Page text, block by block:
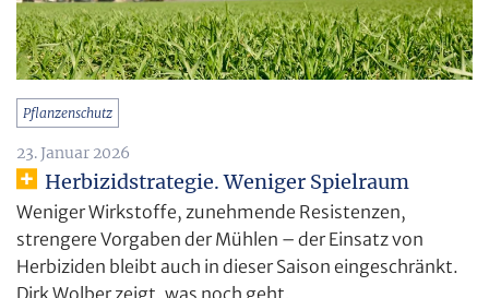
Pflanzenschutz
23. Januar 2026
Herbizidstrategie. Weniger Spielraum
Weniger Wirkstoffe, zunehmende Resistenzen,
strengere Vorgaben der Mühlen – der Einsatz von
Herbiziden bleibt auch in dieser Saison eingeschränkt.